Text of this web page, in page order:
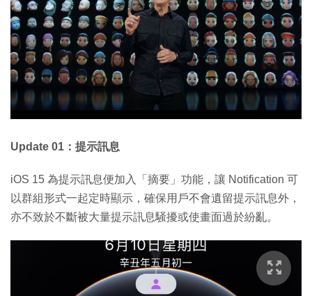
Update 01：提示訊息
iOS 15 為提示訊息便加入「摘要」功能，讓 Notification 可
以群組形式一起定時顯示，確保用戶不會遺留提示訊息外，
亦不致於不斷被大量提示訊息騒擾或使畫面過於紛亂。